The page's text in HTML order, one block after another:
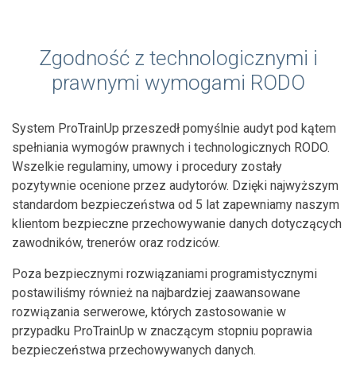
Zgodność z technologicznymi i
prawnymi wymogami RODO
System ProTrainUp przeszedł pomyślnie audyt pod kątem
spełniania wymogów prawnych i technologicznych RODO.
Wszelkie regulaminy, umowy i procedury zostały
pozytywnie ocenione przez audytorów. Dzięki najwyższym
standardom bezpieczeństwa od 5 lat zapewniamy naszym
klientom bezpieczne przechowywanie danych dotyczących
zawodników, trenerów oraz rodziców.
Poza bezpiecznymi rozwiązaniami programistycznymi
postawiliśmy również na najbardziej zaawansowane
rozwiązania serwerowe, których zastosowanie w
przypadku ProTrainUp w znaczącym stopniu poprawia
bezpieczeństwa przechowywanych danych.